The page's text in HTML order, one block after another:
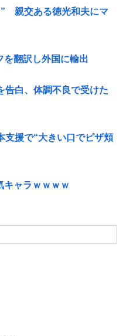
” 親交ある徳光和夫にマ
を翻訳し外国に輸出
告白、体調不良で受けた
支援で“大きい口でピザ頬
キャラｗｗｗｗ